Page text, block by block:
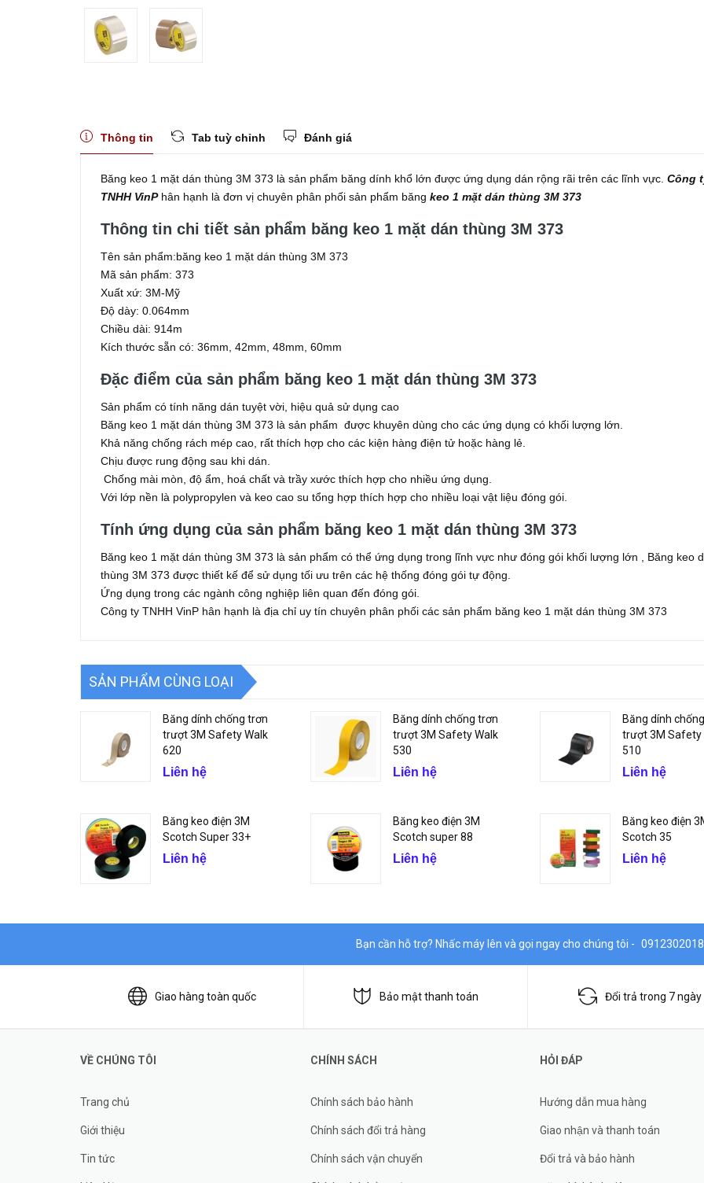
Thông tin Tab tuỳ chỉnh Đánh giá
Băng keo 1 mặt dán thùng 3M 373 là sản phẩm băng dính khổ lớn được ứng dụng dán rộng rãi trên các lĩnh vực. Công
TNHH VinPhân hạnh là đơn vị chuyên phân phối sản phẩm băng keo 1 mặt dán thùng 3M 373
Thông tin chi tiết sản phẩm băng keo 1 mặt dán thùng 3M 373
Tên sản phẩm:băng keo 1 mặt dán thùng 3M 373
Mã sản phẩm: 373
Xuất xứ: 3M-Mỹ
Độ dày: 0.064mm
Chiều dài: 914m
Kích thước sẵn có: 36mm, 42mm, 48mm, 60mm
Đặc điểm của sản phẩm băng keo 1 mặt dán thùng 3M 373
Sản phẩm có tính năng dán tuyệt vời, hiệu quả sử dụng cao
Băng keo 1 mặt dán thùng 3M 373 là sản phẩm được khuyên dùng cho các ứng dụng có khối lượng lớn.
Khả năng chống rách mép cao, rất thích hợp cho các kiện hàng điện tử hoặc hàng lẻ.
Chịu được rung động sau khi dán.
Chống mài mòn, độ ẩm, hoá chất và trầy xước thích hợp cho nhiều ứng dụng.
Với lớp nền là polypropylen và keo cao su tổng hợp thích hợp cho nhiều loại vật liệu đóng gói.
Tính ứng dụng của sản phẩm băng keo 1 mặt dán thùng 3M 373
Băng keo 1 mặt dán thùng 3M 373 là sản phẩm có thể ứng dụng trong lĩnh vực như đóng gói khối lượng lớn , Băng keo
thùng 3M 373 được thiết kế để sử dụng tối ưu trên các hệ thống đóng gói tự động.
Ứng dụng trong các ngành công nghiệp liên quan đến đóng gói.
Công ty TNHH VinP hân hạnh là địa chỉ uy tín chuyên phân phối các sản phẩm băng keo 1 mặt dán thùng 3M 373
SẢN PHẨM CÙNG LOẠI
Băng dính chống trơn
trượt 3M Safety Walk
620
Liên hệ
Băng dính chống trơn
trượt 3M Safety Walk
530
Liên hệ
Băng dính
trượt 3M Safety
510
Liên hệ
Băng keo điện 3M
Scotch Super 33+
Liên hệ
Băng keo điện 3M
Scotch super 88
Liên hệ
Băng keo điện
Scotch 35
Liên hệ
Bạn cần hỗ trợ? Nhấc máy lên và gọi ngay cho chúng tôi - 0912302018
Giao hàng toàn quốc Bảo mật thanh toán Đổi trả trong 7 ngày
VỀ CHÚNG TÔI
Trang chủ
Giới thiệu
Tin tức
CHÍNH SÁCH
Chính sách bảo hành
Chính sách đổi trả hàng
Chính sách vận chuyển
HỎI ĐÁP
Hướng dẫn mua hàng
Giao nhận và thanh toán
Đổi trả và bảo hành